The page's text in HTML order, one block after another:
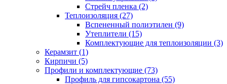
Стрейч пленка (2)
Теплоизоляция (27)
Вспененный полиэтилен (9)
Утеплители (15)
Комплектующие для теплоизоляции (3)
Керамзит (1)
Кирпичи (5)
Профили и комплектующие (73)
Профиль для гипсокартона (55)